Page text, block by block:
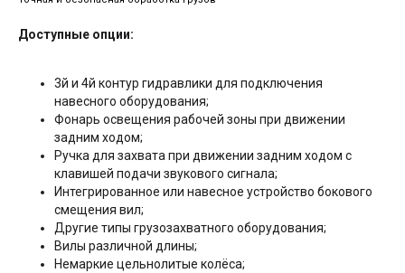
Доступные опции:
3й и 4й контур гидравлики для подключения
навесного оборудования;
Фонарь освещения рабочей зоны при движении
задним ходом;
Ручка для захвата при движении задним ходом с
клавишей подачи звукового сигнала;
Интегрированное или навесное устройство бокового
смещения вил;
Другие типы грузозахватного оборудования;
Вилы различной длины;
Немаркие цельнолитые колёса;